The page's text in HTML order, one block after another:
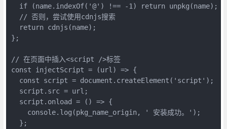
  if (name.indexOf('@') !== -1) return unpkg(name);
  // 否则，尝试使用cdnjs搜索
  return cdnjs(name);
};
// 在页面中插入<script />标签
const injectScript = (url) => {
  const script = document.createElement('script');
  script.src = url;
  script.onload = () => {
    console.log(pkg_name_origin, ' 安装成功。');
  };